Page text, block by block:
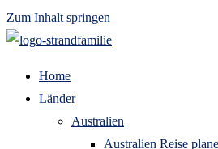
Zum Inhalt springen
Home
Länder
Australien
Australien Reise